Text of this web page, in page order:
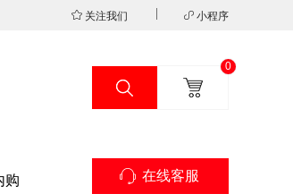
关注我们 小程序
0
购 在线客服